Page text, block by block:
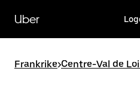
hovedinnholdet
Uber
Frankrike>Centre-Val de